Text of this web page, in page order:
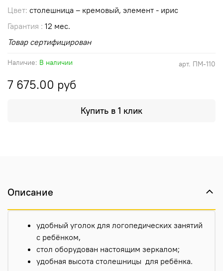
арт. ПМ-110
Наличие: В наличии
7 675.00 руб
Купить в 1 клик
Цвет: столешница – кремовый, элемент - ирис
Гарантия : 12 мес.
Товар сертифицирован
Описание
удобный уголок для логопедических занятий
с ребёнком,
стол оборудован настоящим зеркалом;
удобная высота столешницы для ребёнка.